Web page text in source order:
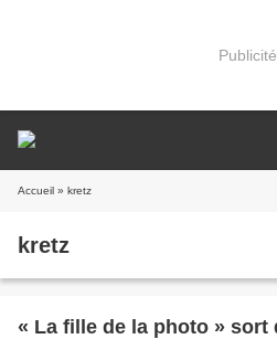
Publicité
Accueil » kretz
kretz
« La fille de la photo » sort